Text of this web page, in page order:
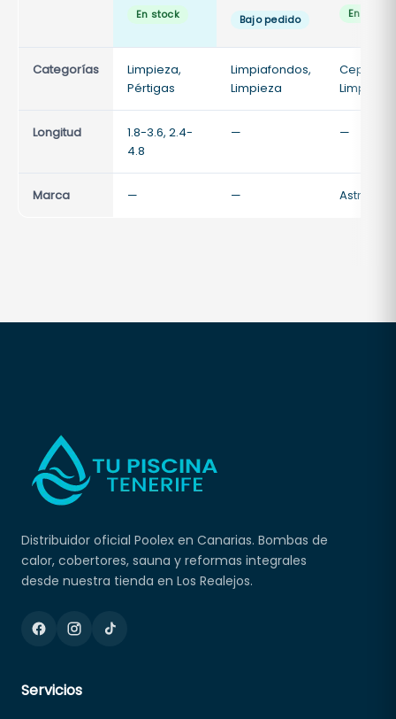
precios:
hasta
41,00 €
En stock
era:
56,00 €.
actual
es:
36,00 €.
Bajo pedido En stock
Categorías
Limpieza,
Pértigas
Limpiafondos,
Limpieza
Cepillos,
Limpieza
Longitud
1.8-3.6, 2.4-
4.8
— —
Marca — —
Distribuidor oficial Poolex en Canarias. Bombas de
calor, cobertores, sauna y reformas integrales
desde nuestra tienda en Los Realejos.
Servicios